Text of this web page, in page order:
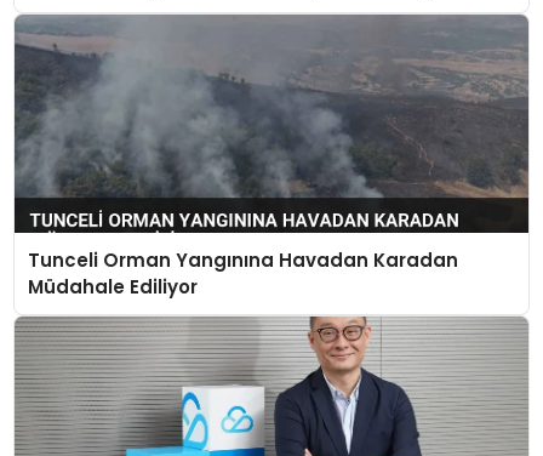
Tunceli Orman Yangınına Havadan Karadan
Müdahale Ediliyor